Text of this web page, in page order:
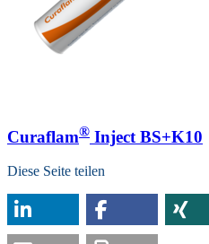
Curaflam® Inject BS+K10
Diese Seite teilen